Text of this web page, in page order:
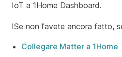
IoT a 1Home Dashboard.
ISe non l'avete ancora fatto,
Collegare Matter a 1Home